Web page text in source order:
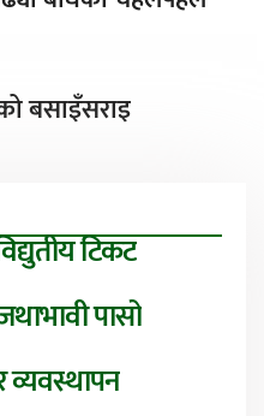
बसाइँसराइ
टिकट
पासो
व्यवस्थापन